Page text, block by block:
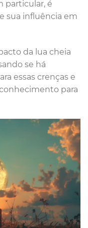
particular, é
sua influência em
da lua cheia
se há
essas crenças e
para